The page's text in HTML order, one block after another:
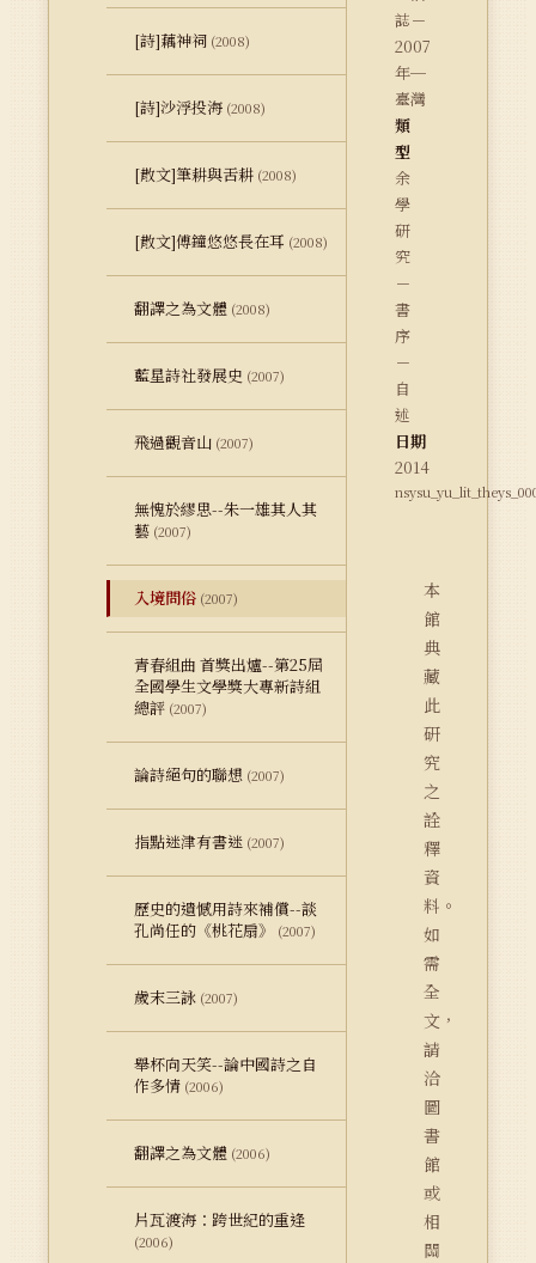
[詩]藕神祠 (2008)
[詩]沙浮投海 (2008)
[散文]筆耕與舌耕 (2008)
[散文]傅鐘悠悠長在耳 (2008)
翻譯之為文體 (2008)
藍星詩社發展史 (2007)
飛過觀音山 (2007)
無愧於繆思--朱一雄其人其
藝 (2007)
入境問俗 (2007)
青春組曲 首獎出爐--第25屆
全國學生文學獎大專新詩組
總評 (2007)
論詩絕句的聯想 (2007)
指點迷津有書迷 (2007)
歷史的遺憾用詩來補償--談
孔尚任的《桃花扇》
(2007)
歲末三詠 (2007)
舉杯向天笑--論中國詩之自
作多情 (2006)
翻譯之為文體 (2006)
片瓦渡海：跨世紀的重逢
(2006)
誌－
2007
年─
臺灣
類
型
余
學
研
究
－
書
序
－
自
述
日期
2014
本
館
典
藏
此
研
究
之
詮
釋
資
料。
如
需
全
文，
請
洽
圖
書
館
或
相
關